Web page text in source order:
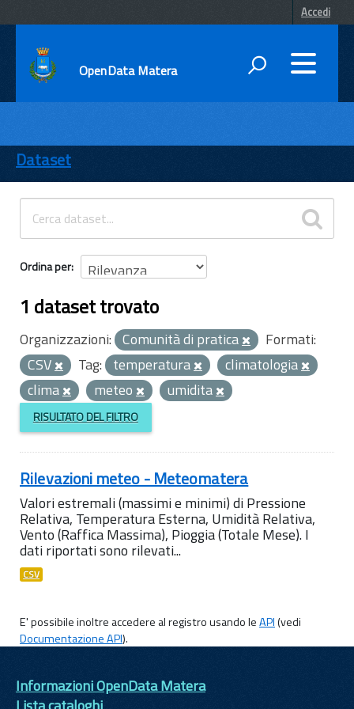
Accedi
OpenData Matera
ENTI
TEMI
INFORMAZIONI
Dataset
Ordina per
1 dataset trovato
Organizzazioni: Comunità di pratica
Formati:
CSV
Tag: temperatura
climatologia
clima
meteo umidita
RISULTATO DEL FILTRO
Rilevazioni meteo - Meteomatera
Valori estremali (massimi e minimi) di Pressione
Relativa, Temperatura Esterna, Umidità Relativa,
Vento (Raffica Massima), Pioggia (Totale Mese). I
dati riportati sono rilevati...
CSV
E' possibile inoltre accedere al registro usando leAPI(vedi
Documentazione API).
Informazioni OpenData Matera